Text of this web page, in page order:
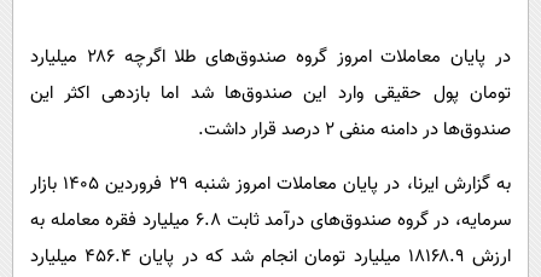
محیط زیست
سفر و تفریح
اخبار کریپتو
سرگرمی
مجله تصویری سلاح
فیلم
سیاست
داستان کوتاه
در پایان معاملات امروز گروه صندوق‌های طلا اگرچه ۲۸۶ میلیارد
تومان پول حقیقی وارد این صندوق‌ها شد اما بازدهی اکثر این
صندوق‌ها در دامنه منفی ۲ درصد قرار داشت.
به گزارش ایرنا، در پایان معاملات امروز شنبه ۲۹ فروردین ۱۴۰۵ بازار
سرمایه، در گروه صندوق‌های درآمد ثابت ۶.۸ میلیارد فقره معامله به
ارزش ۱۸۱۶۸.۹ میلیارد تومان انجام شد که در پایان ۴۵۶.۴ میلیارد